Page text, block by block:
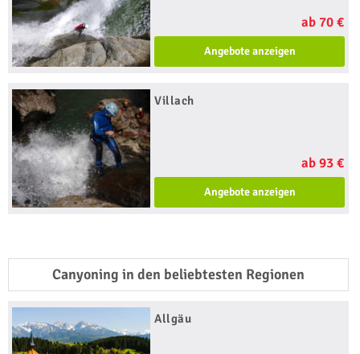
ab 70 €
Angebote anzeigen
Villach
ab 93 €
Angebote anzeigen
Canyoning in den beliebtesten Regionen
Allgäu